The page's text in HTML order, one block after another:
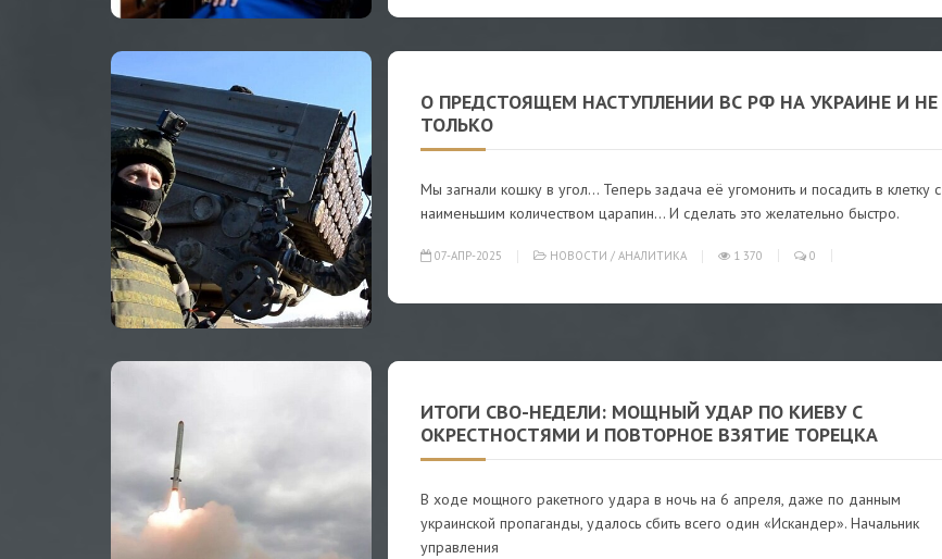
О ПРЕДСТОЯЩЕМ НАСТУПЛЕНИИ ВС РФ НА УКРАИНЕ И НЕ
ТОЛЬКО
Мы загнали кошку в угол… Теперь задача её угомонить и посадить в клетку с
наименьшим количеством царапин… И сделать это желательно быстро.
07-АПР-2025 НОВОСТИ / АНАЛИТИКА 1 370 0
ИТОГИ СВО-НЕДЕЛИ: МОЩНЫЙ УДАР ПО КИЕВУ С
ОКРЕСТНОСТЯМИ И ПОВТОРНОЕ ВЗЯТИЕ ТОРЕЦКА
В ходе мощного ракетного удара в ночь на 6 апреля, даже по данным
украинской пропаганды, удалось сбить всего один «Искандер». Начальник
управления